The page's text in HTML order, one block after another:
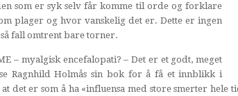
som er syk selv får komme til orde og forklare
plager og hvor vanskelig det er. Dette er ingen
fall omtrent bare torner.
– myalgisk encefalopati? – Det er et godt, meget
Ragnhild Holmås sin bok for å få et innblikk i
det er som å ha «influensa med store smerter hele